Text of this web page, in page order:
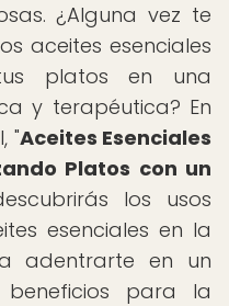
¿Alguna vez te
aceites esenciales
platos en una
y terapéutica? En
"Aceites Esenciales
Platos con un
los usos
esenciales en la
adentrarte en un
para la